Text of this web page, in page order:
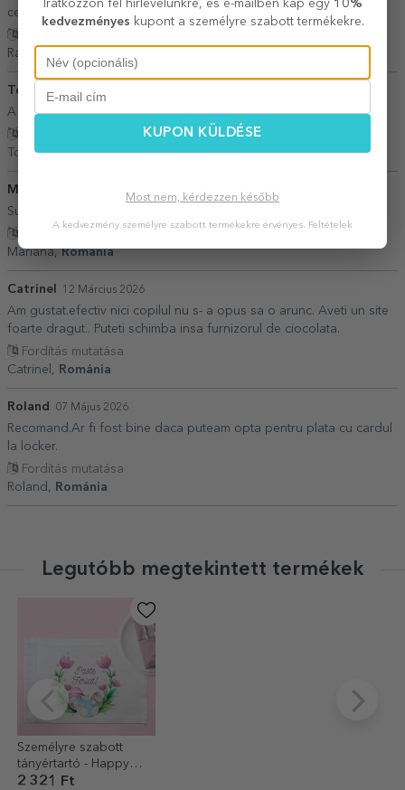
cerintelor!
Radu,
Toma Mihaela
A fost o surpriza frumoasă
Toma Mihaela,Románia
Mariana 26 Május 2026
Super calitate
Fordítás mutatása
Mariana,Románia
Catrinel 12 Március 2026
Am gustat.efectiv nici copilul nu s- a opus sa o arunc. Aveti un site
foarte dragut.. Puteti schimba insa furnizorul de ciocolata.
Fordítás mutatása
Catrinel,
Románia
Roland 07 Május 2026
Recomand.Ar fi fost bine daca puteam opta pentru plata cu cardul
la locker.
Fordítás mutatása
Roland,
Románia
Legutóbb megtekintett termékek
Személyre szabott
tányértartó - Happy
Pasta
2 321 Ft
Iratkozzon fel hírlevelünkre, és e-mailben kap egy 10%
kedvezményes kupont a személyre szabott termékekre.
KUPON KÜLDÉSE
Most nem, kérdezzen később
A kedvezmény személyre szabott termékekre érvényes. Feltételek